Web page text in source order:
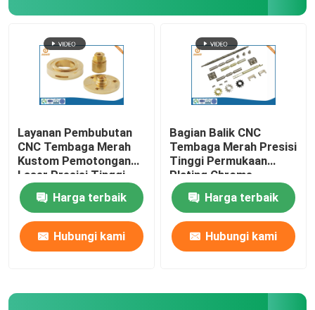
Layanan Pembubutan
CNC Tembaga Merah
Kustom Pemotongan
Laser Presisi Tinggi
Harga terbaik
Hubungi kami
Bagian Balik CNC
Tembaga Merah Presisi
Tinggi Permukaan
Plating Chrome
Harga terbaik
Hubungi kami